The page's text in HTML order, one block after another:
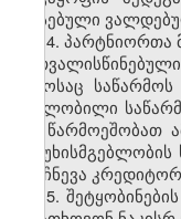
არსებული
14. პარტნიორთა
დროსაც
შვილობილი
არ წარმოეშობათ
მიიჩნევა
15.